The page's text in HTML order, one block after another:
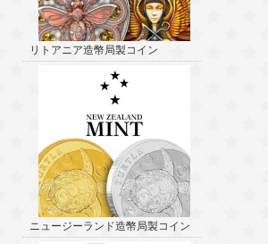
リトアニア造幣局製コイン
ニュージーランド造幣局製コイン